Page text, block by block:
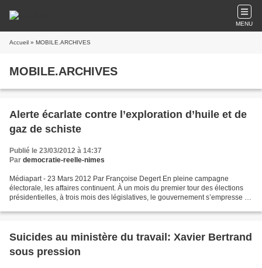
MENU
Accueil » MOBILE.ARCHIVES
MOBILE.ARCHIVES
Alerte écarlate contre l’exploration d’huile et de
gaz de schiste
Publié le 23/03/2012 à 14:37
Par democratie-reelle-nimes
Médiapart - 23 Mars 2012 Par Françoise Degert En pleine campagne
électorale, les affaires continuent. À un mois du premier tour des élections
présidentielles, à trois mois des législatives, le gouvernement s’empresse de
Suicides au ministère du travail: Xavier Bertrand
sous pression